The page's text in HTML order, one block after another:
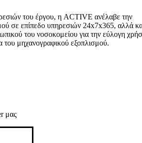
του έργου, η ACTIVE ανέλαβε την
σε επίπεδο υπηρεσιών 24x7x365, αλλά
του νοσοκομείου για την εύλογη
του μηχανογραφικού εξοπλισμού.
μας